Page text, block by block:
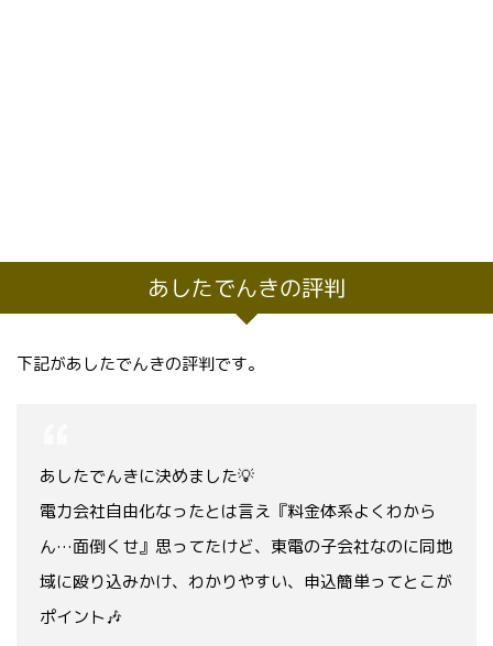
あしたでんきの評判
下記があしたでんきの評判です。
あしたでんきに決めました💡
電力会社自由化なったとは言え『料金体系よくわから
ん…面倒くせ』思ってたけど、東電の子会社なのに同地
域に殴り込みかけ、わかりやすい、申込簡単ってとこが
ポイント🎶